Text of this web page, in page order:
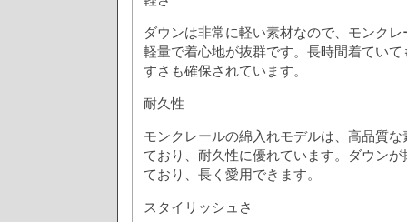
ダウンは非常に軽い素材なので、モンク
軽量で着心地が抜群です。長時間着てい
すさも確保されています。
耐久性
モンクレールの綿入れモデルは、高品質
ており、耐久性に優れています。ダウン
ており、長く愛用できます。
スタイリッシュさ